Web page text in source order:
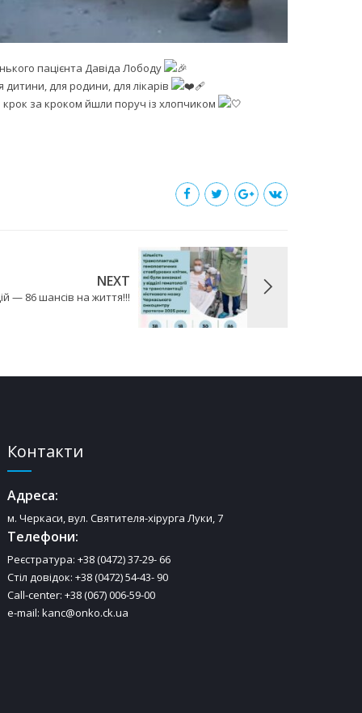
пацієнта Давіда Лободу
для родини, для лікарів
крок за кроком йшли поруч із хлопчиком
NEXT
— 86 шансів на життя!!!
Контакти
Адреса:
м. Черкаси, вул. Святителя-хірурга Луки, 7
Телефони:
Реєстратура: +38 (0472) 37-29- 66
Стіл довідок: +38 (0472) 54-43- 90
Call-center: +38 (067) 006-59-00
e-mail: kanc@onko.ck.ua